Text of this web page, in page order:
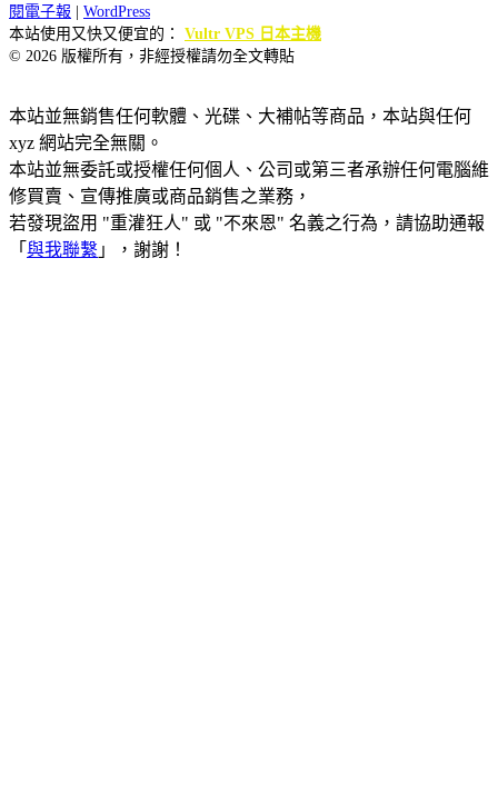
閱電子報
WordPress
本站使用又快又便宜的： Vultr VPS 日本主機
© 2026 版權所有，非經授權請勿全文轉貼
本站並無銷售任何軟體、光碟、大補帖等商品，本站與任何
xyz 網站完全無關。
本站並無委託或授權任何個人、公司或第三者承辦任何電腦維
修買賣、宣傳推廣或商品銷售之業務，
若發現盜用 "重灌狂人" 或 "不來恩" 名義之行為，請協助通報
「 與我聯繫 」，謝謝！